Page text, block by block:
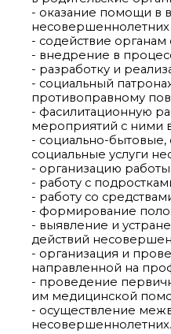
- оказание помощи в
- содействие
- внедрение в
- разработку и
- социальный
противоправному
- фасилитационную
мероприятий с ними
- социально-бытовые,
социальные услуги
- организацию
- работу с
- работу со
- формирование
- выявление и
действий
- организация и
направленной на
- проведение
им медицинской
- осуществление
несовершеннолетних.